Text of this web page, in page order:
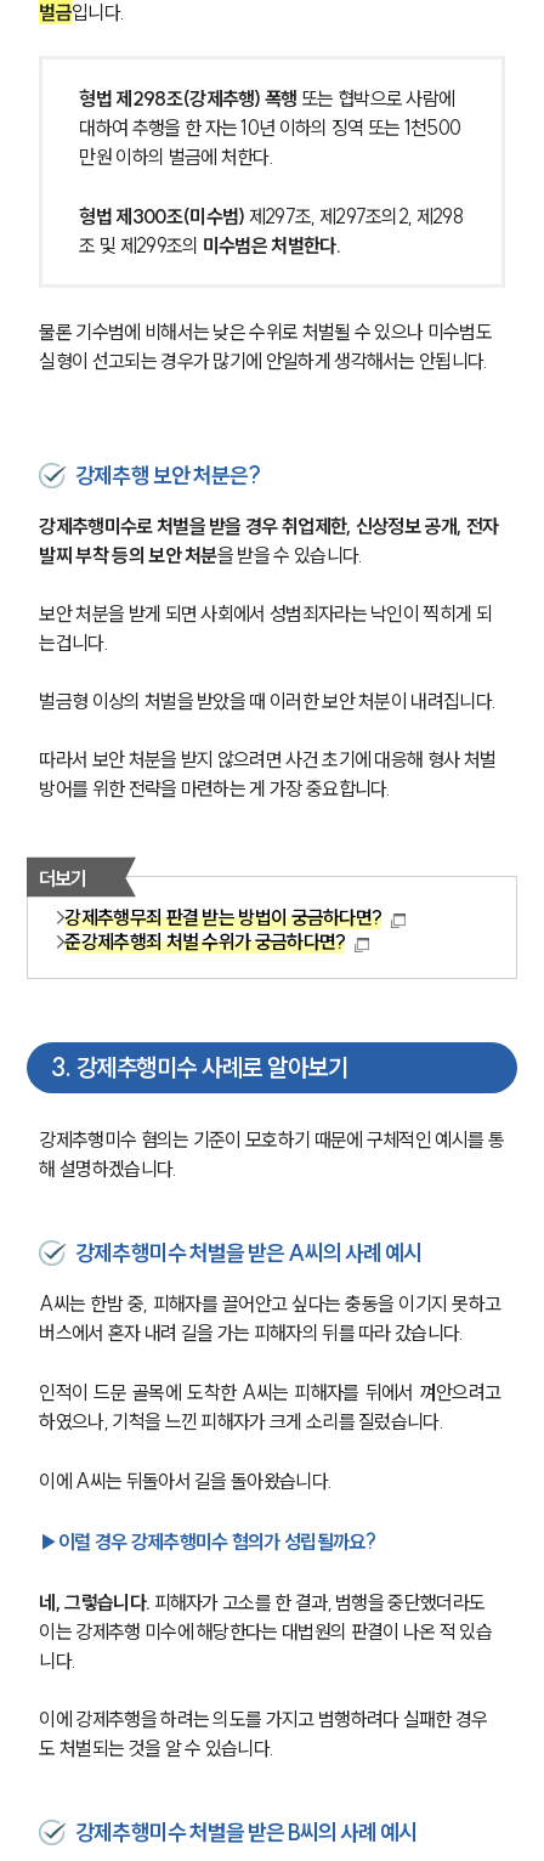
벌금입니다.
형법 제298조(강제추행) 폭행 또는 협박으로 사람에
대하여 추행을 한 자는 10년 이하의 징역 또는 1천500
만원 이하의 벌금에 처한다.
형법 제300조(미수범) 제297조, 제297조의2, 제298
조 및 제299조의 미수범은 처벌한다.
물론 기수범에 비해서는 낮은 수위로 처벌될 수 있으나 미수범도
실형이 선고되는 경우가 많기에 안일하게 생각해서는 안됩니다.
강제추행 보안 처분은?
강제추행미수로 처벌을 받을 경우취업제한, 신상정보 공개, 전자
발찌 부착 등의 보안 처분을 받을 수 있습니다.
보안 처분을 받게 되면 사회에서 성범죄자라는 낙인이 찍히게 되
는겁니다.
벌금형 이상의 처벌을 받았을 때 이러한 보안 처분이 내려집니다.
따라서 보안 처분을 받지 않으려면 사건 초기에 대응해 형사 처벌
방어를 위한 전략을 마련하는 게 가장 중요합니다.
더보기
강제추행무죄 판결 받는 방법이 궁금하다면?
준강제추행죄 처벌 수위가 궁금하다면?
3. 강제추행미수 사례로 알아보기
강제추행미수 혐의는 기준이 모호하기 때문에 구체적인 예시를 통
해 설명하겠습니다.
강제추행미수 처벌을 받은 A씨의 사례 예시
A씨는 한밤 중, 피해자를 끌어안고 싶다는 충동을 이기지 못하고
버스에서 혼자 내려 길을 가는 피해자의 뒤를 따라 갔습니다.
인적이 드문 골목에 도착한 A씨는 피해자를 뒤에서 껴안으려고
하였으나, 기척을 느낀 피해자가 크게 소리를 질렀습니다.
이에 A씨는 뒤돌아서 길을 돌아왔습니다.
▶이럴 경우 강제추행미수 혐의가 성립될까요?
네, 그렇습니다. 피해자가 고소를 한 결과, 범행을 중단했더라도
이는 강제추행 미수에 해당한다는 대법원의 판결이 나온 적 있습
니다.
이에 강제추행을 하려는 의도를 가지고 범행하려다 실패한 경우
도 처벌되는 것을 알 수 있습니다.
강제추행미수 처벌을 받은 B씨의 사례 예시